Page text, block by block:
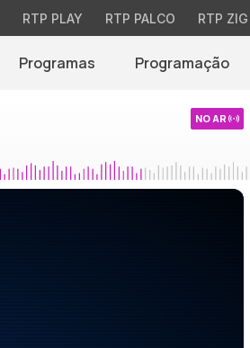
RTP PLAY RTP PALCO RTP
Programas Programação
NO AR